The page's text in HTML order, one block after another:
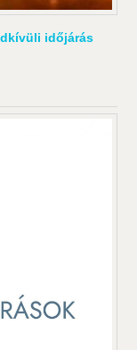
időjárás